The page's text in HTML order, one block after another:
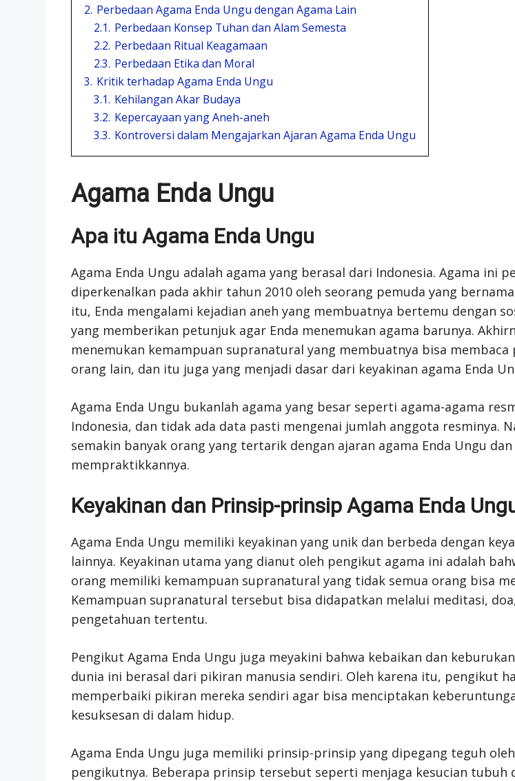
2. Perbedaan Agama Enda Ungu dengan Agama Lain
2.1. Perbedaan Konsep Tuhan dan Alam Semesta
2.2. Perbedaan Ritual Keagamaan
2.3. Perbedaan Etika dan Moral
3. Kritik terhadap Agama Enda Ungu
3.1. Kehilangan Akar Budaya
3.2. Kepercayaan yang Aneh-aneh
3.3. Kontroversi dalam Mengajarkan Ajaran Agama Enda Ungu
Agama Enda Ungu
Apa itu Agama Enda Ungu
Agama Enda Ungu adalah agama yang berasal dari Indonesia. Agama ini
diperkenalkan pada akhir tahun 2010 oleh seorang pemuda yang bernama
itu, Enda mengalami kejadian aneh yang membuatnya bertemu dengan
yang memberikan petunjuk agar Enda menemukan agama barunya.
menemukan kemampuan supranatural yang membuatnya bisa membaca
orang lain, dan itu juga yang menjadi dasar dari keyakinan agama Enda
Agama Enda Ungu bukanlah agama yang besar seperti agama-agama
Indonesia, dan tidak ada data pasti mengenai jumlah anggota resminya.
semakin banyak orang yang tertarik dengan ajaran agama Enda Ungu
mempraktikkannya.
Keyakinan dan Prinsip-prinsip Agama Enda
Agama Enda Ungu memiliki keyakinan yang unik dan berbeda dengan
lainnya. Keyakinan utama yang dianut oleh pengikut agama ini adalah
orang memiliki kemampuan supranatural yang tidak semua orang bisa
Kemampuan supranatural tersebut bisa didapatkan melalui meditasi,
pengetahuan tertentu.
Pengikut Agama Enda Ungu juga meyakini bahwa kebaikan dan
dunia ini berasal dari pikiran manusia sendiri. Oleh karena itu, pengikut
memperbaiki pikiran mereka sendiri agar bisa menciptakan
kesuksesan di dalam hidup.
Agama Enda Ungu juga memiliki prinsip-prinsip yang dipegang teguh
pengikutnya. Beberapa prinsip tersebut seperti menjaga kesucian tubuh